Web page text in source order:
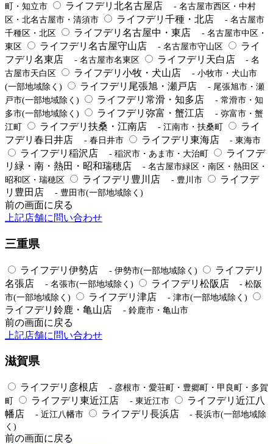
町・知立市
ライフデリ北名古屋店
- 名古屋市西区・中村
区・北名古屋市・清須市
ライフデリ千種・北店
- 名古屋市
千種区・北区
ライフデリ名古屋中・東店
- 名古屋市中区・
東区
ライフデリ名古屋守山店 - 名古屋市守山区
ライ
フデリ名東店
- 名古屋市名東区 ライフデリ天白店
- 名
古屋市天白区
ライフデリ小牧・犬山店
- 小牧市・犬山市
(一部地域除く)
ライフデリ尾張旭・瀬戸店
- 尾張旭市・瀬
戸市(一部地域除く)
ライフデリ常滑・知多店
- 常滑市・知
多市(一部地域除く)
ライフデリ弥富・蟹江店
- 弥富市・蟹
江町
ライフデリ扶桑・江南店 - 江南市・扶桑町
ライ
フデリ春日井店
- 春日井市 ライフデリ東海店 - 東海市
ライフデリ稲沢店 - 稲沢市・あま市・大治町
ライフデ
リ緑・南・熱田・昭和瑞穂店
- 名古屋市緑区・南区・熱田区・
昭和区・瑞穂区
ライフデリ豊川店 - 豊川市
ライフデ
リ豊田店
- 豊田市(一部地域除く)
前の画面に戻る
上記店舗に問い合わせ
三重県
ライフデリ伊勢店 - 伊勢市(一部地域除く)
ライフデリ
名張店
- 名張市(一部地域除く) ライフデリ松阪店
- 松阪
市(一部地域除く)
ライフデリ津店 - 津市(一部地域除く)
ライフデリ鈴鹿・亀山店 - 鈴鹿市・亀山市
前の画面に戻る
上記店舗に問い合わせ
滋賀県
ライフデリ彦根店
- 彦根市・愛荘町・豊郷町・甲良町・多賀
町
ライフデリ東近江店 - 東近江市
ライフデリ近江八
幡店
- 近江八幡市 ライフデリ長浜店
- 長浜市(一部地域除
く)
前の画面に戻る